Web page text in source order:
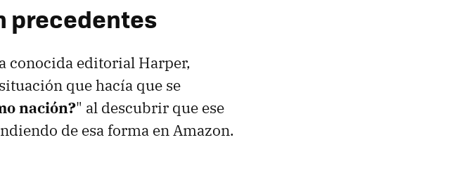
precedentes
conocida editorial Harper,
que hacía que se
nación?" al descubrir que ese
de esa forma en Amazon.